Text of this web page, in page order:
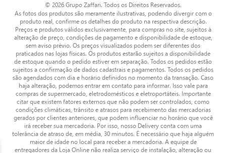
© 2026 Grupo Zaffari. Todos os Direitos Reservados.
As fotos dos produtos são meramente ilustrativas, podendo divergir com o
produto real, confirme os detalhes do produto na respectiva descrição.
Preços e produtos válidos exclusivamente, para compras no site, sujeitos à
alteração de preço, condições de pagamento e disponibilidade de estoque,
sem aviso prévio. Os preços visualizados podem ser diferentes dos
praticados nas lojas físicas. Os produtos estarão sujeitos a disponibilidade
de estoque quando o pedido estiver em separação. Todos os pedidos estão
sujeitos a confirmação de dados cadastrais e pagamentos. Todos os pedidos
são agendados com dia e horário definidos no momento da transação. Caso
haja alteração, podemos entrar em contato para informar. Isso vale para
compras de supermercado, eletrodomésticos e eletroportáteis. Importante
citar que existem fatores externos que não podem ser controlados, como
condições climáticas, trânsito e atrasos para recebimento das mercadorias
gerados por clientes anteriores, que podem influenciar no horário que você
irá receber sua mercadoria. Por isso, nosso Delivery conta com uma
tolerância de atraso de, em média, 30 minutos. É necessário que haja alguém
maior de idade no local para receber a mercadoria. A equipe de
entregadores da Loja Online não realiza serviço de instalação, alteração ou